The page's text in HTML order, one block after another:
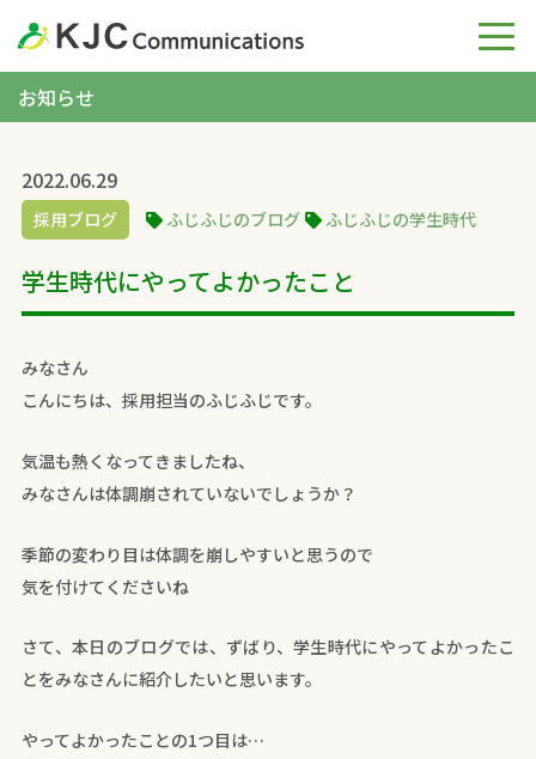
お知らせ
2022.06.29
採用ブログ ふじふじのブログ ふじふじの学生時代
学生時代にやってよかったこと
みなさん
こんにちは、採用担当のふじふじです。
気温も熱くなってきましたね、
みなさんは体調崩されていないでしょうか？
季節の変わり目は体調を崩しやすいと思うので
気を付けてくださいね
さて、本日のブログでは、ずばり、学生時代にやってよかったこ
とをみなさんに紹介したいと思います。
やってよかったことの1つ目は…